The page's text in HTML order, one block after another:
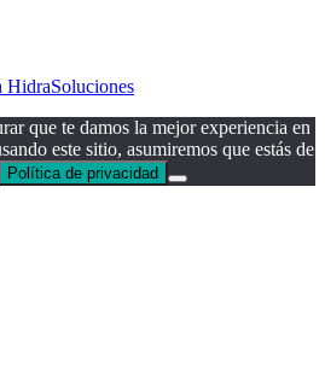
HidraSoluciones
que te damos la mejor experiencia en
este sitio, asumiremos que estás de
Política de privacidad